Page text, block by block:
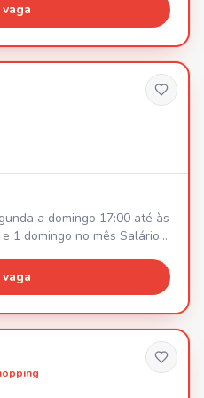
17:00 até às
1 domingo no mês Salário